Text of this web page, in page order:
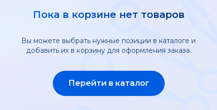
Пока в корзине нет товаров
Вы можете выбрать нужные позиции в каталоге и
добавить их в корзину для оформления заказа.
Перейти в каталог